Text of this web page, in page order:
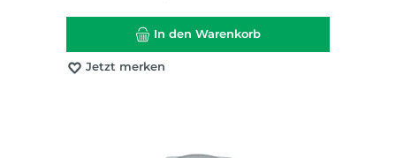
In den Warenkorb
Jetzt merken